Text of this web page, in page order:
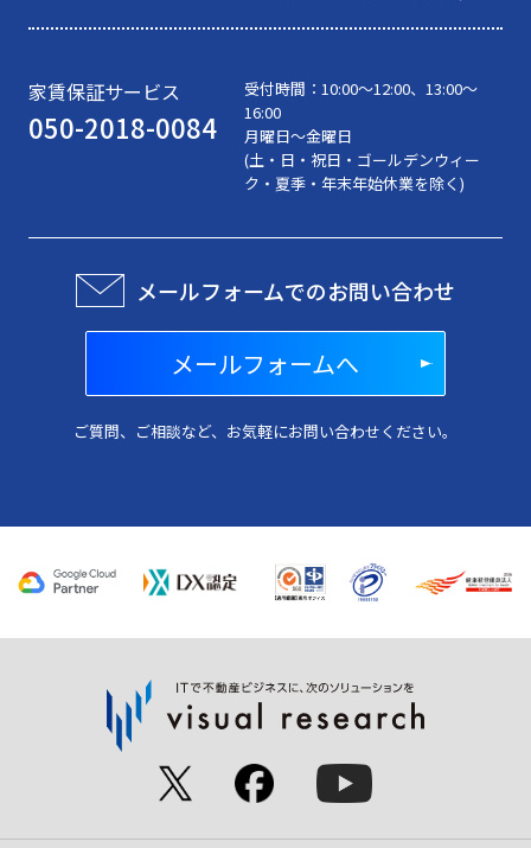
家賃保証サービス
050-2018-0084
受付時間： 10:00〜12:00、13:00～
16:00
月曜日～金曜日
(土・日・祝日・ゴールデンウィー
ク・夏季・年末年始休業を除く)
メールフォームでのお問い合わせ
メールフォームへ
ご質問、ご相談など、お気軽にお問い合わせください。